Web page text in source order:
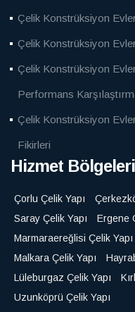
Çelik Konstrüksiyon
Çelik Konstrüksiyon
Çelik Konstrüksiyon
Performans
Çelik Konstrüksiyon
Fikirleri
Hizmet
Çorlu Çelik Yapı
Saray Çelik Yapı
Ergene
Marmaraereğlisi Çelik Yapı
Malkara Çelik Yapı
Lüleburgaz Çelik Yapı
Uzunköprü Çelik Yapı